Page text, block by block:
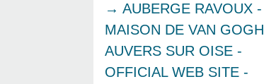
→ AUBERGE RAVOUX -
MAISON DE VAN GOGH
AUVERS SUR OISE -
OFFICIAL WEB SITE -